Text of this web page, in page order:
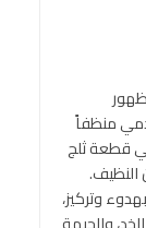
منظفاً
قطعة ثلج
وتركيز،